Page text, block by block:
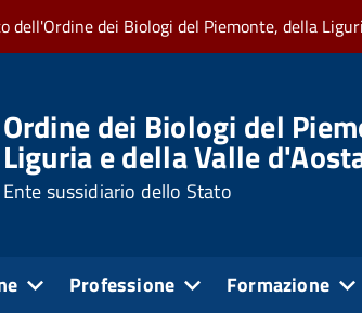
dell'Ordine dei Biologi del Piemonte, della
Ordine dei Biologi del
Liguria e della Valle
Ente sussidiario dello Stato
Professione Formazione